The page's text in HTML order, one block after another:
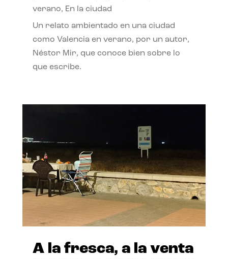
verano, En la ciudad
Un relato ambientado en una ciudad
como Valencia en verano, por un autor,
Néstor Mir, que conoce bien sobre lo
que escribe.
A la fresca, a la venta